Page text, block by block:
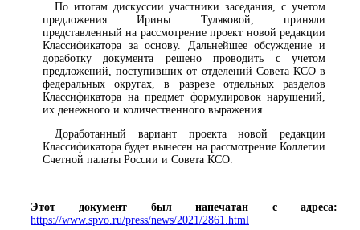
По итогам дискуссии участники заседания, с учетом
предложения Ирины Туляковой, приняли
представленный на рассмотрение проект новой редакции
Классификатора за основу. Дальнейшее обсуждение и
доработку документа решено проводить с учетом
предложений, поступивших от отделений Совета КСО в
федеральных округах, в разрезе отдельных разделов
Классификатора на предмет формулировок нарушений,
их денежного и количественного выражения.
Доработанный вариант проекта новой редакции
Классификатора будет вынесен на рассмотрение Коллегии
Счетной палаты России и Совета КСО.
Этот документ был напечатан с адреса:
https://www.spvo.ru/press/news/2021/2861.html